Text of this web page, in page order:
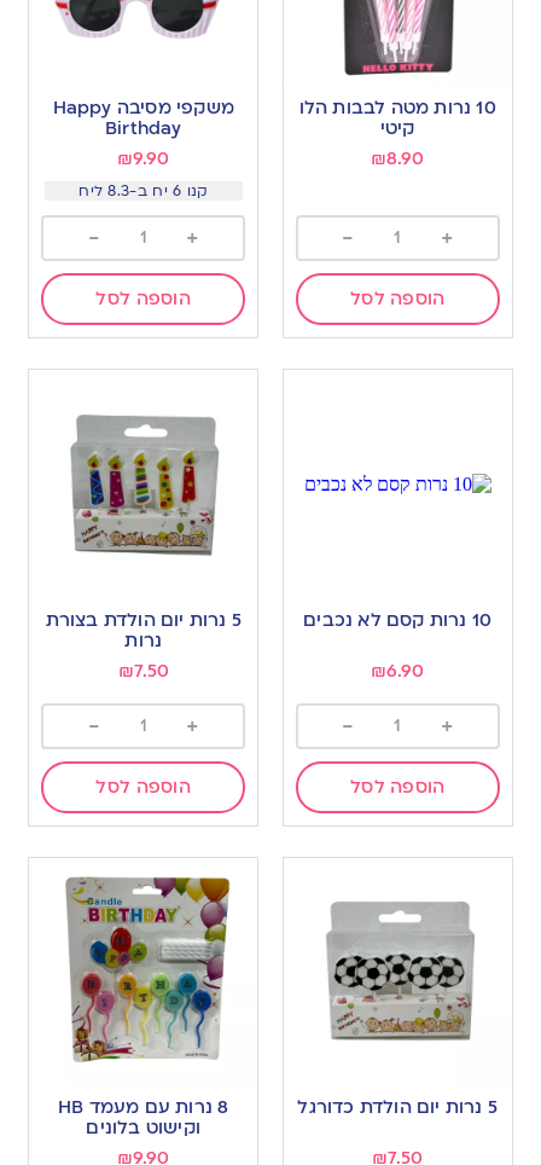
10 נרות מטה לבבות הלו
קיטי
₪8.90
+
-
הוספה לסל
משקפי מסיבה Happy
Birthday
₪9.90
קנו 6 יח ב-8.3 ליח
+
-
הוספה לסל
10 נרות קסם לא נכבים
₪6.90
+
-
הוספה לסל
5 נרות יום הולדת בצורת
נרות
₪7.50
+
-
הוספה לסל
5 נרות יום הולדת כדורגל
₪7.50
8 נרות עם מעמד HB
וקישוט בלונים
₪9.90